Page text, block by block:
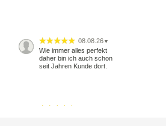
08.08.26 ▼
Wie immer alles perfekt
daher bin ich auch schon
seit Jahren Kunde dort.